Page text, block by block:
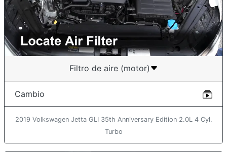
Filtro de aire (motor)
Cambio
2019 Volkswagen Jetta GLI 35th Anniversary Edition 2.0L 4 Cyl.
Turbo